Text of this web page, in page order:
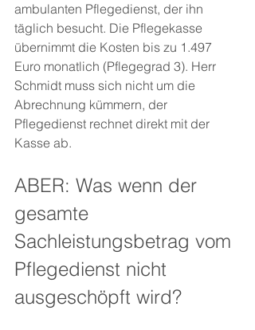
ambulanten Pflegedienst, der ihn
täglich besucht. Die Pflegekasse
übernimmt die Kosten bis zu 1.497
Euro monatlich (Pflegegrad 3). Herr
Schmidt muss sich nicht um die
Abrechnung kümmern, der
Pflegedienst rechnet direkt mit der
Kasse ab.
ABER: Was wenn der
gesamte
Sachleistungsbetrag vom
Pflegedienst nicht
ausgeschöpft wird?